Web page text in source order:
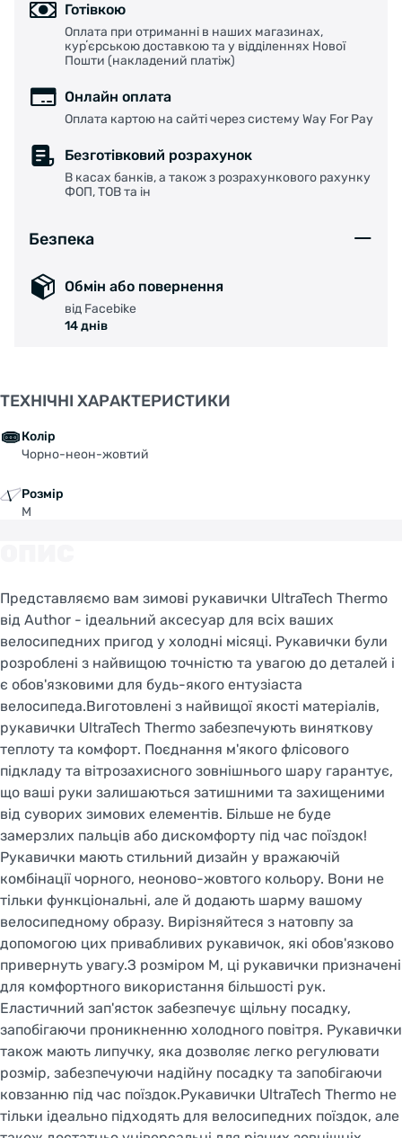
Готівкою
Оплата при отриманні в наших магазинах,
курʼєрською доставкою та у відділеннях Нової
Пошти (накладений платіж)
Онлайн оплата
Оплата картою на сайті через систему Way For Pay
Безготівковий розрахунок
В касах банків, а також з розрахункового рахунку
ФОП, ТОВ та ін
Безпека
Обмін або повернення
від Facebike
14 днів
ТЕХНІЧНІ ХАРАКТЕРИСТИКИ
Колір
Чорно-неон-жовтий
Розмір
M
Представляємо вам зимові рукавички UltraTech Thermo
від Author - ідеальний аксесуар для всіх ваших
велосипедних пригод у холодні місяці. Рукавички були
розроблені з найвищою точністю та увагою до деталей і
є обов'язковими для будь-якого ентузіаста
велосипеда.Виготовлені з найвищої якості матеріалів,
рукавички UltraTech Thermo забезпечують виняткову
теплоту та комфорт. Поєднання м'якого флісового
підкладу та вітрозахисного зовнішнього шару гарантує,
що ваші руки залишаються затишними та захищеними
від суворих зимових елементів. Більше не буде
замерзлих пальців або дискомфорту під час поїздок!
Рукавички мають стильний дизайн у вражаючій
комбінації чорного, неоново-жовтого кольору. Вони не
тільки функціональні, але й додають шарму вашому
велосипедному образу. Вирізняйтеся з натовпу за
допомогою цих привабливих рукавичок, які обов'язково
привернуть увагу.З розміром М, ці рукавички призначені
для комфортного використання більшості рук.
Еластичний зап'ясток забезпечує щільну посадку,
запобігаючи проникненню холодного повітря. Рукавички
також мають липучку, яка дозволяє легко регулювати
розмір, забезпечуючи надійну посадку та запобігаючи
ковзанню під час поїздок.Рукавички UltraTech Thermo не
тільки ідеально підходять для велосипедних поїздок, але